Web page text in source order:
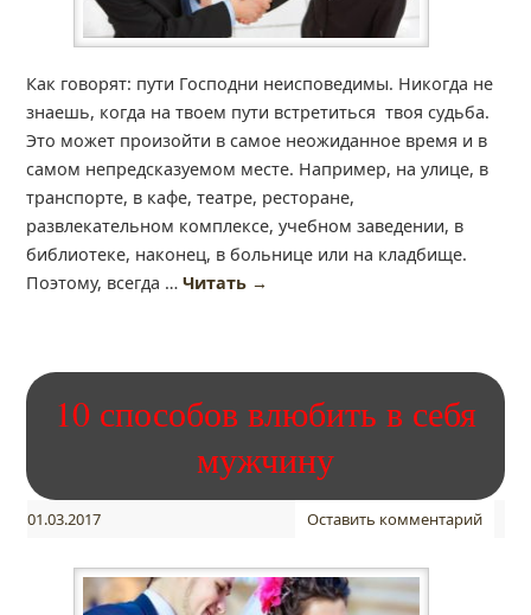
Как говорят: пути Господни неисповедимы. Никогда не
знаешь, когда на твоем пути встретиться твоя судьба.
Это может произойти в самое неожиданное время и в
самом непредсказуемом месте. Например, на улице, в
транспорте, в кафе, театре, ресторане,
развлекательном комплексе, учебном заведении, в
библиотеке, наконец, в больнице или на кладбище.
Поэтому, всегда … Читать →
10 способов влюбить в себя
мужчину
01.03.2017 Оставить комментарий